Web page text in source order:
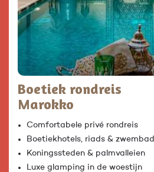
Boetiek rondreis
Marokko
Comfortabele privé rondreis
Boetiekhotels, riads & zwembad
Koningssteden & palmvalleien
Luxe glamping in de woestijn